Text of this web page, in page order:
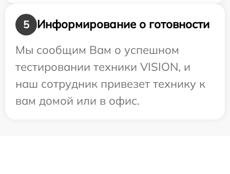
5
Информирование о готовности
Мы сообщим Вам о успешном
тестировании техники VISION, и
наш сотрудник привезет технику к
вам домой или в офис.